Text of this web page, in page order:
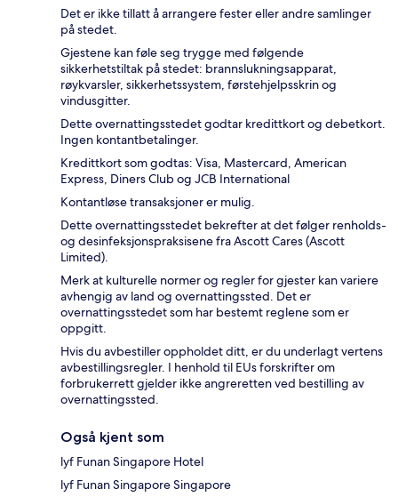
Det er ikke tillatt å arrangere fester eller andre samlinger
på stedet.
Gjestene kan føle seg trygge med følgende
sikkerhetstiltak på stedet: brannslukningsapparat,
røykvarsler, sikkerhetssystem, førstehjelpsskrin og
vindusgitter.
Dette overnattingsstedet godtar kredittkort og debetkort.
Ingen kontantbetalinger.
Kredittkort som godtas: Visa, Mastercard, American
Express, Diners Club og JCB International
Kontantløse transaksjoner er mulig.
Dette overnattingsstedet bekrefter at det følger renholds-
og desinfeksjonspraksisene fra Ascott Cares (Ascott
Limited).
Merk at kulturelle normer og regler for gjester kan variere
avhengig av land og overnattingssted. Det er
overnattingsstedet som har bestemt reglene som er
oppgitt.
Hvis du avbestiller oppholdet ditt, er du underlagt vertens
avbestillingsregler. I henhold til EUs forskrifter om
forbrukerrett gjelder ikke angreretten ved bestilling av
overnattingssted.
Også kjent som
lyf Funan Singapore Hotel
lyf Funan Singapore Singapore